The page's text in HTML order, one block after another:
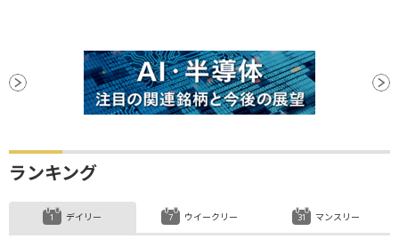
ランキング
デイリー ウイークリー マンスリー